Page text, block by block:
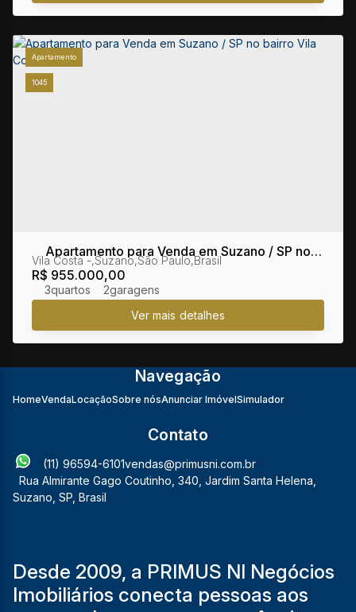
1045
Apartamento
Apartamento para Venda em Suzano / SP no
bairro Vila Costa
R$ 955.000,00
Vila Costa ,Suzano,São Paulo,Brasil
3 2
Navegação
HomeVendaLocaçãoSobre nósAnunciar ImóvelSimulador
Contato
(11) 96594-6101vendas@primusni.com.br
Rua Almirante Gago Coutinho 340 Jardim Santa Helena
Suzano SP Brasil
Desde 2009, a PRIMUS NI Negócios
Imobiliários conecta pessoas aos